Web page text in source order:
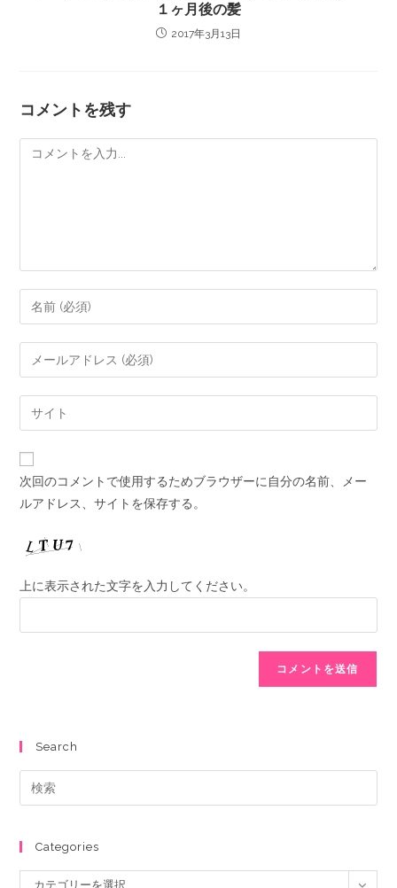
１ヶ月後の髪
2017年3月13日
コメントを残す
次回のコメントで使用するためブラウザーに自分の名前、メー
ルアドレス、サイトを保存する。
上に表示された文字を入力してください。
Search
Categories
カテゴリーを選択